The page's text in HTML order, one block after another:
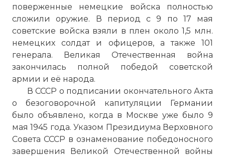
поверженные немецкие войска полностью
сложили оружие. В период с 9 по 17 мая
советские войска взяли в плен около 1,5 млн.
немецких солдат и офицеров, а также 101
генерала. Великая Отечественная война
закончилась полной победой советской
армии и её народа.
В СССР о подписании окончательного Акта
о безоговорочной капитуляции Германии
было объявлено, когда в Москве уже было 9
мая 1945 года. Указом Президиума Верховного
Совета СССР в ознаменование победоносного
завершения Великой Отечественной войны